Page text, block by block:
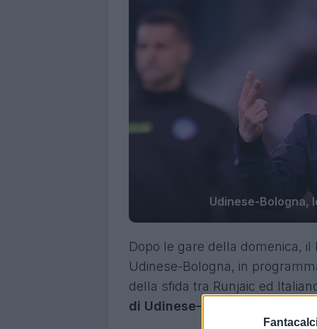
Udinese-Bologna,
Dopo le gare della domenica,
Udinese-Bologna, in
della sfida tra Runjaic ed
di Udinese-Bologna.